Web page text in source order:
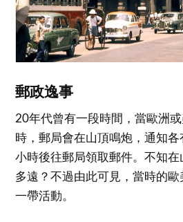
郵政逸事
20年代曾有一段時間，當歐洲
時，郵局會在山頂鳴炮，通知
小時後往郵局領取郵件。不知
多遠？不過由此可見，當時的
一帶活動。